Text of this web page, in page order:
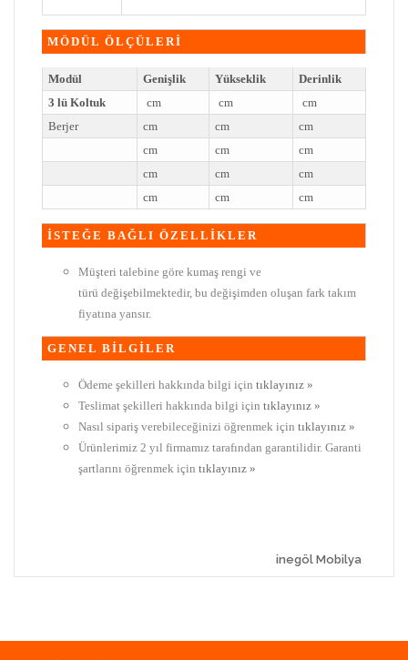
MÖDÜL ÖLÇÜLERİ
Modül Genişlik Yükseklik
Derinlik
3 lü Koltuk
cm cm
cm
Berjer
cm cm
cm
cm
cm
cm
cm
cm
cm
cm
cm cm
İSTEĞE BAĞLI ÖZELLİKLER
Müşteri talebine göre kumaş rengi ve
türü değişebilmektedir, bu değişimden oluşan fark takım
fiyatına yansır.
GENEL BİLGİLER
Ödeme şekilleri hakkında bilgi için tıklayınız »
Teslimat şekilleri hakkında bilgi için tıklayınız »
Nasıl sipariş verebileceğinizi öğrenmek için tıklayınız »
Ürünlerimiz 2 yıl firmamız tarafından garantilidir. Garanti
şartlarını öğrenmek için tıklayınız »
inegöl Mobilya